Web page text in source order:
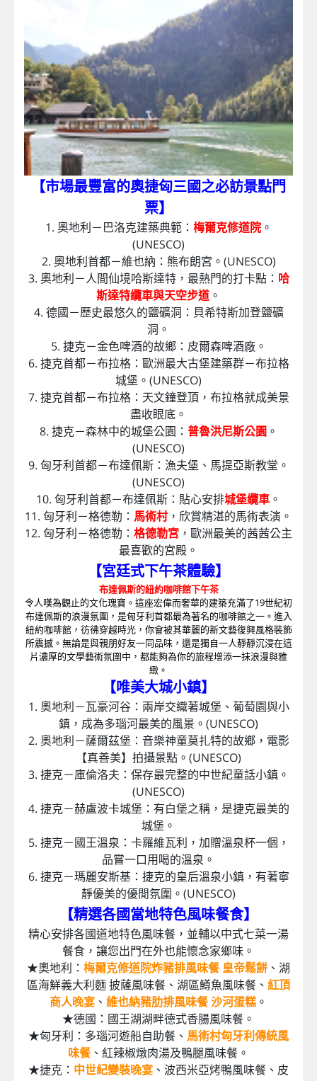
【市場最豐富的奧捷匈三國之必訪景點門
票】
1. 奧地利－巴洛克建築典範：梅爾克修道院。
(UNESCO)
2. 奧地利首都－維也納：熊布朗宮。(UNESCO)
3. 奧地利－人間仙境哈斯達特，最熱門的打卡點：
斯達特纜車與天空步道 。
4. 德國－歷史最悠久的鹽礦洞：貝希特斯加登鹽礦
洞。
5. 捷克－金色啤酒的故鄉：皮爾森啤酒廠。
6. 捷克首都－布拉格：歐洲最大古堡建築群－布拉格
城堡。(UNESCO)
7. 捷克首都－布拉格：天文鐘登頂，布拉格就成美景
盡收眼底。
8. 捷克－森林中的城堡公園：普魯洪尼斯公園。
(UNESCO)
9. 匈牙利首都－布達佩斯：漁夫堡、馬提亞斯教堂。
(UNESCO)
10. 匈牙利首都－布達佩斯：貼心安排
11. 匈牙利－格德勒：馬術村，欣賞精湛的馬術表演。
12. 匈牙利－格德勒： 格德勒宮，歐洲最美的茜茜公主
最喜歡的宮殿。
【宮廷式下午茶體驗】
布達佩斯的紐約咖啡館下午茶
令人嘆為觀止的文化瑰寶。這座宏偉而奢華的建築充滿了19世紀初
布達佩斯的浪漫氛圍，是匈牙利首都最為著名的咖啡館之一。進入
紐約咖啡館，彷彿穿越時光，你會被其華麗的新文藝復興風格裝飾
所震撼。無論是與親朋好友一同品味，還是獨自一人靜靜沉浸在這
片濃厚的文學藝術氛圍中，都能夠為你的旅程增添一抹浪漫與雅
緻。
【唯美大城小鎮】
1. 奧地利－瓦豪河谷：兩岸交織著城堡、葡萄園與小
鎮，成為多瑙河最美的風景。(UNESCO)
2. 奧地利－薩爾茲堡：音樂神童莫扎特的故鄉，電影
【真善美】拍攝景點。(UNESCO)
3. 捷克－庫倫洛夫：保存最完整的中世紀童話小鎮。
(UNESCO)
4. 捷克－赫盧波卡城堡：有白堡之稱，是捷克最美的
城堡。
5. 捷克－國王溫泉：卡羅維瓦利，加贈溫泉杯一個，
品嘗一口用喝的溫泉。
6. 捷克－瑪麗安斯基：捷克的皇后溫泉小鎮，有著寧
靜優美的優閒氛圍。(UNESCO)